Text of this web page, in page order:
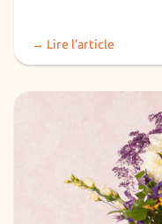
→ Lire l’article